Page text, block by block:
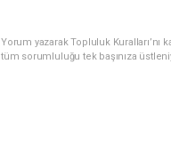
Yorum yazarak Topluluk
tüm sorumluluğu tek başınıza